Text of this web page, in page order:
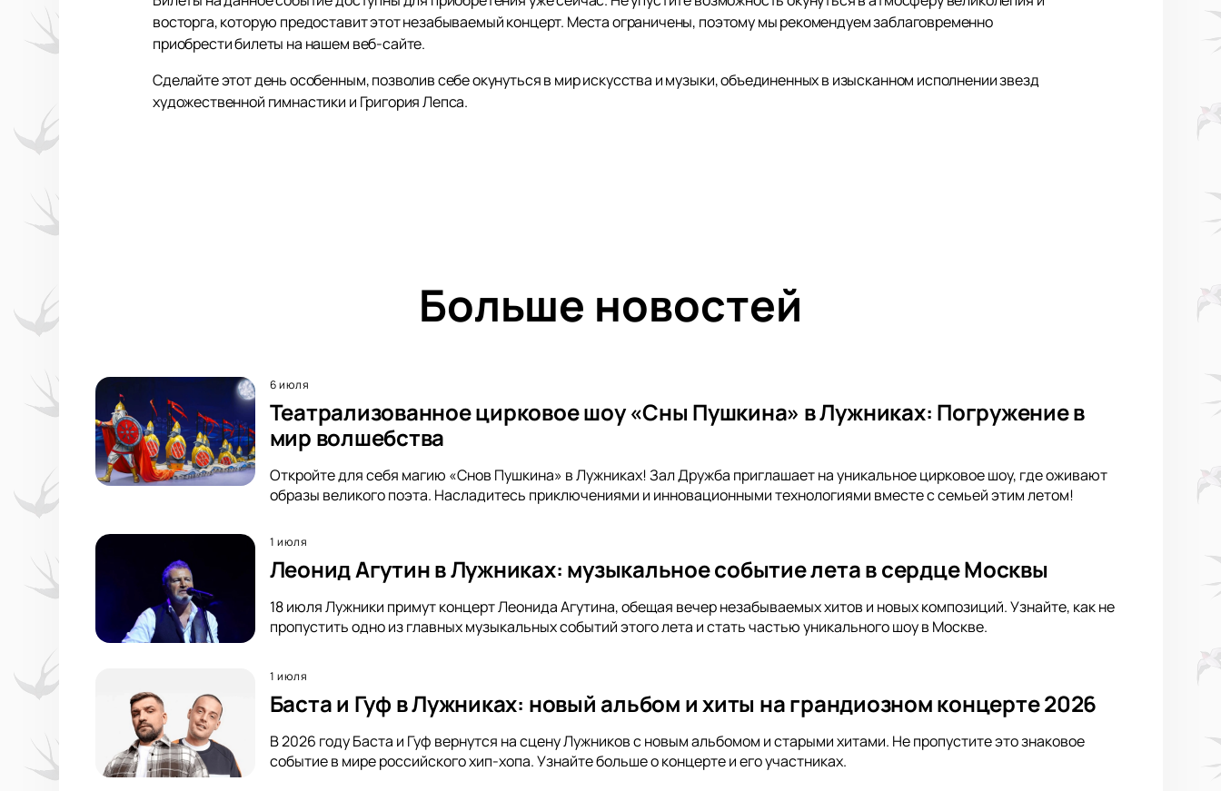
восторга, которую предоставит этот незабываемый концерт. Места ограничены, поэтому мы рекомендуем заблаговременно
приобрести билеты на нашем веб-сайте.
Сделайте этот день особенным, позволив себе окунуться в мир искусства и музыки, объединенных в изысканном исполнении звезд
художественной гимнастики и Григория Лепса.
Больше новостей
6 июля
Театрализованное цирковое шоу «Сны Пушкина» в Лужниках: Погружение в
мир волшебства
Откройте для себя магию «Снов Пушкина» в Лужниках! Зал Дружба приглашает на уникальное цирковое шоу, где оживают
образы великого поэта. Насладитесь приключениями и инновационными технологиями вместе с семьей этим летом!
1 июля
Леонид Агутин в Лужниках: музыкальное событие лета в сердце Москвы
18 июля Лужники примут концерт Леонида Агутина, обещая вечер незабываемых хитов и новых композиций. Узнайте, как не
пропустить одно из главных музыкальных событий этого лета и стать частью уникального шоу в Москве.
1 июля
Баста и Гуф в Лужниках: новый альбом и хиты на грандиозном концерте 2026
В 2026 году Баста и Гуф вернутся на сцену Лужников с новым альбомом и старыми хитами. Не пропустите это знаковое
событие в мире российского хип-хопа. Узнайте больше о концерте и его участниках.